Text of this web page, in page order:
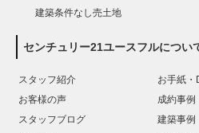
建築条件なし売土地
センチュリー21ユースフルについ
スタッフ紹介
お客様の声
スタッフブログ
お手紙・
成約事例
建築事例